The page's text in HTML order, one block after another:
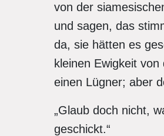
von der
und sagen, das
da, sie hätten es
kleinen Ewigkeit
einen Lügner; aber
„Glaub doch nicht,
geschickt.“